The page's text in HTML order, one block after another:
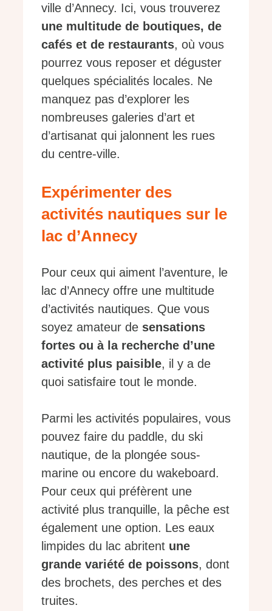
ville d’Annecy. Ici, vous trouverez
une multitude de boutiques, de
cafés et de restaurants, où vous
pourrez vous reposer et déguster
quelques spécialités locales. Ne
manquez pas d’explorer les
nombreuses galeries d’art et
d’artisanat qui jalonnent les rues
du centre-ville.
Expérimenter des
activités nautiques sur le
lac d’Annecy
Pour ceux qui aiment l’aventure, le
lac d’Annecy offre une multitude
d’activités nautiques. Que vous
soyez amateur de sensations
fortes ou à la recherche d’une
activité plus paisible, il y a de
quoi satisfaire tout le monde.
Parmi les activités populaires, vous
pouvez faire du paddle, du ski
nautique, de la plongée sous-
marine ou encore du wakeboard.
Pour ceux qui préfèrent une
activité plus tranquille, la pêche est
également une option. Les eaux
limpides du lac abritent une
grande variété de poissons, dont
des brochets, des perches et des
truites.